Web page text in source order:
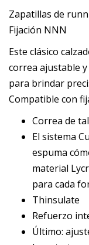
Zapatillas de
Fijación NNN
Este clásico
correa ajustable
para brindar
Compatible con
Correa de
El sistema
espuma
material
para cada
Thinsulate
Refuerzo
Último: